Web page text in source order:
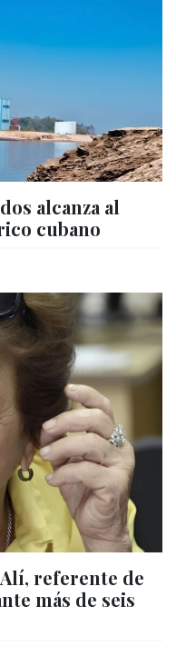
alcanza al
cubano
referente de
más de seis